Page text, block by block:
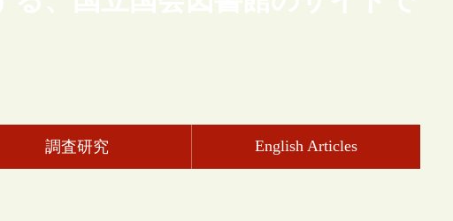
調査研究 English Articles